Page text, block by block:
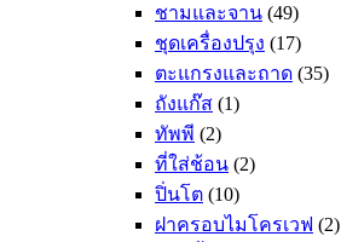
ชามและจาน (49)
ชุดเครื่องปรุง (17)
ตะแกรงและถาด (35)
ถังแก๊ส (1)
ทัพพี (2)
ที่ใส่ช้อน (2)
ปิ่นโต (10)
ฝาครอบไมโครเวฟ (2)